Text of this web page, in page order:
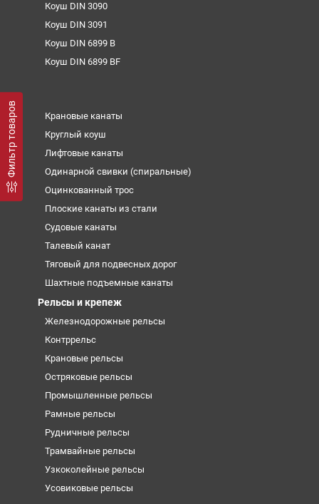
Фильтр товаров
Коуш DIN 3090
Коуш DIN 3091
Коуш DIN 6899 B
Коуш DIN 6899 BF
Крановые канаты
Круглый коуш
Лифтовые канаты
Одинарной свивки (спиральные)
Оцинкованный трос
Плоские канаты из стали
Судовые канаты
Талевый канат
Тяговый для подвесных дорог
Шахтные подъемные канаты
Рельсы и крепеж
Железнодорожные рельсы
Контррельс
Крановые рельсы
Остряковые рельсы
Промышленные рельсы
Рамные рельсы
Рудничные рельсы
Трамвайные рельсы
Узкоколейные рельсы
Усовиковые рельсы